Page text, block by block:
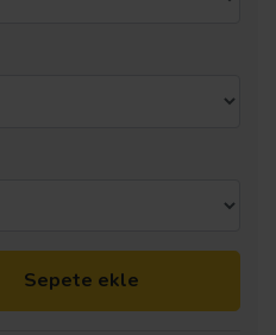
Sepete ekle